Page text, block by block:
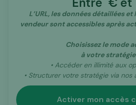
L’URL, les données détaillées et
vendeur sont accessibles après
Choisissez le mode
à votre stratégie
• Accéder en illimité aux
• Structurer votre stratégie via
Activer mon accès